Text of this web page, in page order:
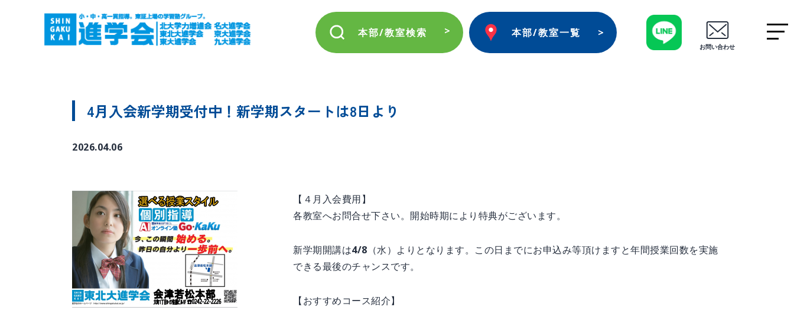
本部/教室検索 本部/教室一覧
お問い合わせ
4月入会新学期受付中！新学期スタートは8日より
2026.04.06
【４月入会費用】
各教室へお問合せ下さい。開始時期により特典がございます。
新学期開講は4/8（水）よりとなります。この日までにお申込み等頂けますと年間授業回数を実施
できる最後のチャンスです。
【おすすめコース紹介】